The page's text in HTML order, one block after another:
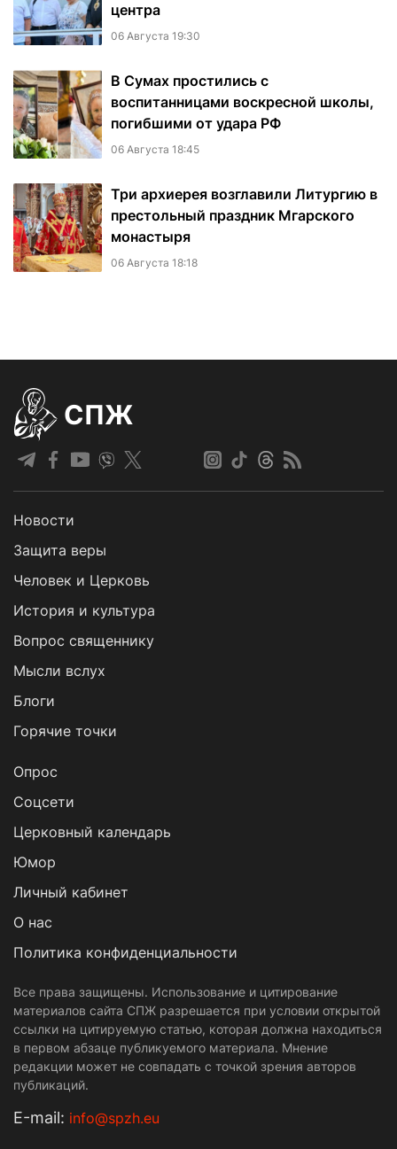
центра
06 Августа 19:30
В Сумах простились с
воспитанницами воскресной школы,
погибшими от удара РФ
06 Августа 18:45
Три архиерея возглавили Литургию в
престольный праздник Мгарского
монастыря
06 Августа 18:18
СПЖ
Новости
Защита веры
Человек и Церковь
История и культура
Вопрос священнику
Мысли вслух
Блоги
Горячие точки
Опрос
Cоцсети
Церковный календарь
Юмор
Личный кабинет
О нас
Политика конфиденциальности
Все права защищены. Использование и цитирование
материалов сайта СПЖ разрешается при условии открытой
ссылки на цитируемую статью, которая должна находиться
в первом абзаце публикуемого материала. Мнение
редакции может не совпадать с точкой зрения авторов
публикаций.
Е-mail: info@spzh.eu